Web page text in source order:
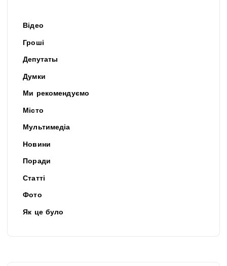
Відео
Гроші
Депутаты
Думки
Ми рекомендуємо
Місто
Мультимедіа
Новини
Поради
Статті
Фото
Як це було